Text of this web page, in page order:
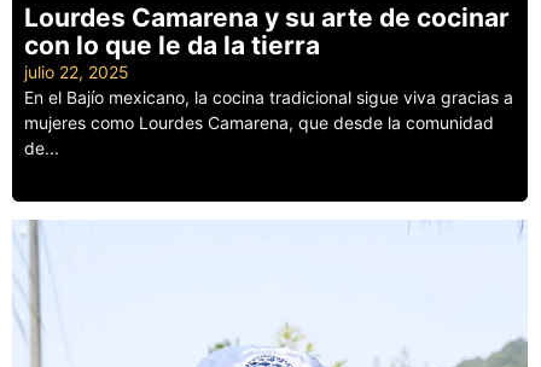
Lourdes Camarena y su arte de cocinar
con lo que le da la tierra
julio 22, 2025
En el Bajío mexicano, la cocina tradicional sigue viva gracias a
mujeres como Lourdes Camarena, que desde la comunidad
de...